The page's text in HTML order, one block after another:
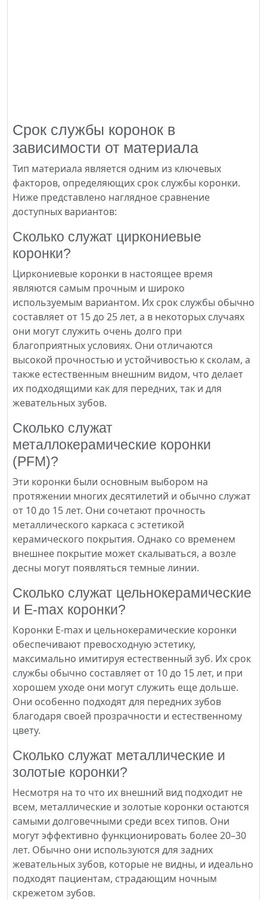
Срок службы коронок в
зависимости от материала
Тип материала является одним из ключевых
факторов, определяющих срок службы коронки.
Ниже представлено наглядное сравнение
доступных вариантов:
Сколько служат циркониевые
коронки?
Циркониевые коронки в настоящее время
являются самым прочным и широко
используемым вариантом. Их срок службы обычно
составляет от 15 до 25 лет, а в некоторых случаях
они могут служить очень долго при
благоприятных условиях. Они отличаются
высокой прочностью и устойчивостью к сколам, а
также естественным внешним видом, что делает
их подходящими как для передних, так и для
жевательных зубов.
Сколько служат
металлокерамические коронки
(PFM)?
Эти коронки были основным выбором на
протяжении многих десятилетий и обычно служат
от 10 до 15 лет. Они сочетают прочность
металлического каркаса с эстетикой
керамического покрытия. Однако со временем
внешнее покрытие может скалываться, а возле
десны могут появляться темные линии.
Сколько служат цельнокерамические
и E-max коронки?
Коронки E-max и цельнокерамические коронки
обеспечивают превосходную эстетику,
максимально имитируя естественный зуб. Их срок
службы обычно составляет от 10 до 15 лет, и при
хорошем уходе они могут служить еще дольше.
Они особенно подходят для передних зубов
благодаря своей прозрачности и естественному
цвету.
Сколько служат металлические и
золотые коронки?
Несмотря на то что их внешний вид подходит не
всем, металлические и золотые коронки остаются
самыми долговечными среди всех типов. Они
могут эффективно функционировать более 20–30
лет. Обычно они используются для задних
жевательных зубов, которые не видны, и идеально
подходят пациентам, страдающим ночным
скрежетом зубов.